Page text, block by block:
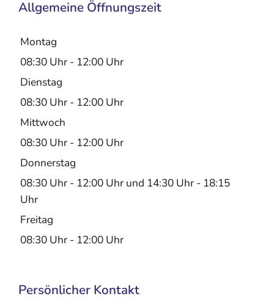
Allgemeine Öffnungszeit
Montag
08:30 Uhr - 12:00 Uhr
Dienstag
08:30 Uhr - 12:00 Uhr
Mittwoch
08:30 Uhr - 12:00 Uhr
Donnerstag
08:30 Uhr - 12:00 Uhr und 14:30 Uhr - 18:15
Uhr
Freitag
08:30 Uhr - 12:00 Uhr
Persönlicher Kontakt